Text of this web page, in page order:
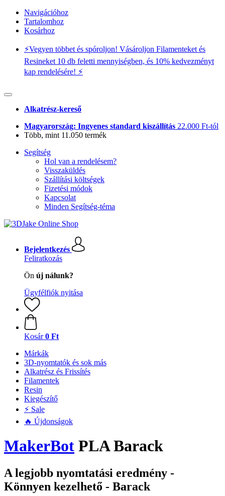
Navigációhoz
Tartalomhoz
Kosárhoz
⚡️Vegyen többet és spóroljon! Vásároljon Filamenteket és
Resineket 10 db feletti mennyiségben, és 10% kedvezményt
kap rendelésére! ⚡️
Alkatrész-kereső
Magyarország: Ingyenes standard kiszállítás 22.000 Ft-tól
Több, mint 11.050 termék
Segítség
Hol van a rendelésem?
Visszaküldés
Szállítási költségek
Fizetési módok
Kapcsolat
Minden Segítség-téma
Bejelentkezés
Feliratkozás
Ön új nálunk?
Ügyfélfiók nyitása
Kosár 0 Ft
Márkák
3D-nyomtatók és sok más
Alkatrész és Frissítés
Filamentek
Resin
Kiegészítő
⚡ Sale
🔥 Újdonságok
MakerBot PLA Barack
A legjobb nyomtatási eredmény -
Könnyen kezelhető - Barack